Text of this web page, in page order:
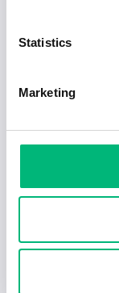
Statistics
Marketing
Tecken på en